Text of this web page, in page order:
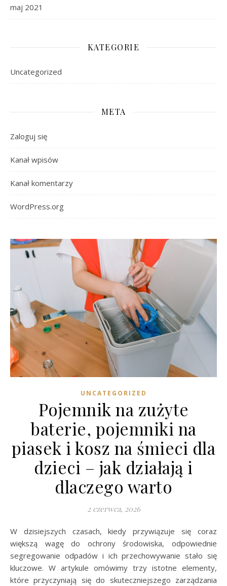
maj 2021
KATEGORIE
Uncategorized
META
Zaloguj się
Kanał wpisów
Kanał komentarzy
WordPress.org
UNCATEGORIZED
Pojemnik na zużyte
baterie, pojemniki na
piasek i kosz na śmieci dla
dzieci – jak działają i
dlaczego warto
2 czerwca, 2026
W dzisiejszych czasach, kiedy przywiązuje się coraz
większą wagę do ochrony środowiska, odpowiednie
segregowanie odpadów i ich przechowywanie stało się
kluczowe. W artykule omówimy trzy istotne elementy,
które przyczyniają się do skuteczniejszego zarządzania